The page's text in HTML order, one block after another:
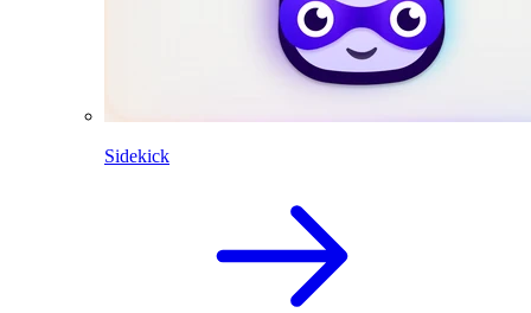
Sidekick